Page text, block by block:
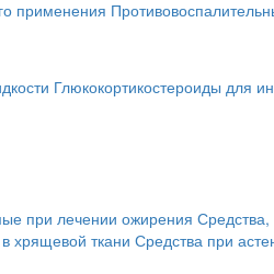
применения
Глюкокортикостероиды для
при лечении ожирения
хрящевой ткани Средства при